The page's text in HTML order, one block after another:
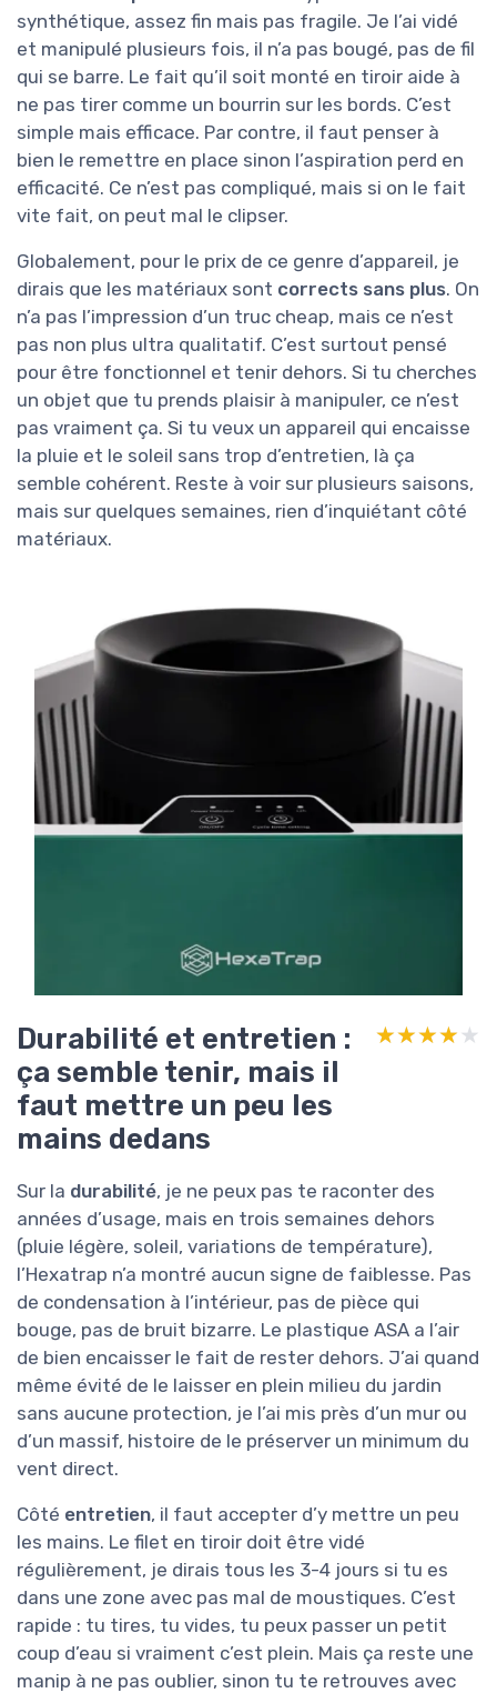
synthétique, assez fin mais pas fragile. Je l’ai vidé
et manipulé plusieurs fois, il n’a pas bougé, pas de fil
qui se barre. Le fait qu’il soit monté en tiroir aide à
ne pas tirer comme un bourrin sur les bords. C’est
simple mais efficace. Par contre, il faut penser à
bien le remettre en place sinon l’aspiration perd en
efficacité. Ce n’est pas compliqué, mais si on le fait
vite fait, on peut mal le clipser.
Globalement, pour le prix de ce genre d’appareil, je
dirais que les matériaux sont corrects sans plus. On
n’a pas l’impression d’un truc cheap, mais ce n’est
pas non plus ultra qualitatif. C’est surtout pensé
pour être fonctionnel et tenir dehors. Si tu cherches
un objet que tu prends plaisir à manipuler, ce n’est
pas vraiment ça. Si tu veux un appareil qui encaisse
la pluie et le soleil sans trop d’entretien, là ça
semble cohérent. Reste à voir sur plusieurs saisons,
mais sur quelques semaines, rien d’inquiétant côté
matériaux.
Durabilité et entretien :
ça semble tenir, mais il
faut mettre un peu les
mains dedans
★★★★★
★★★★★
Sur la durabilité, je ne peux pas te raconter des
années d’usage, mais en trois semaines dehors
(pluie légère, soleil, variations de température),
l’Hexatrap n’a montré aucun signe de faiblesse. Pas
de condensation à l’intérieur, pas de pièce qui
bouge, pas de bruit bizarre. Le plastique ASA a l’air
de bien encaisser le fait de rester dehors. J’ai quand
même évité de le laisser en plein milieu du jardin
sans aucune protection, je l’ai mis près d’un mur ou
d’un massif, histoire de le préserver un minimum du
vent direct.
Côté entretien, il faut accepter d’y mettre un peu
les mains. Le filet en tiroir doit être vidé
régulièrement, je dirais tous les 3-4 jours si tu es
dans une zone avec pas mal de moustiques. C’est
rapide : tu tires, tu vides, tu peux passer un petit
coup d’eau si vraiment c’est plein. Mais ça reste une
manip à ne pas oublier, sinon tu te retrouves avec